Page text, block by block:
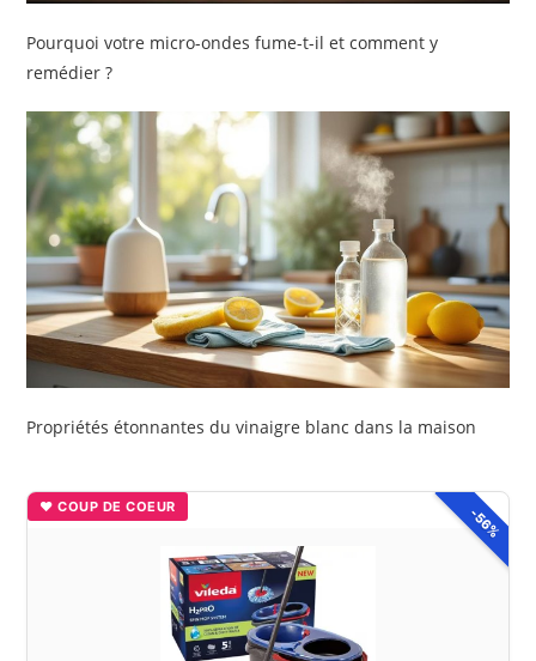
Pourquoi votre micro-ondes fume-t-il et comment y
remédier ?
Propriétés étonnantes du vinaigre blanc dans la maison
-56%
♥ COUP DE COEUR